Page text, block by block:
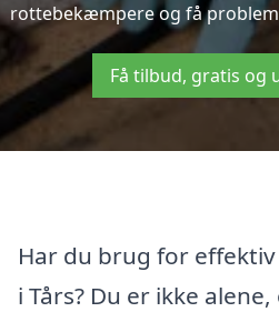
rottebekæmpere og få
Få tilbud, gratis og
Har du brug for
i Tårs? Du er ikke